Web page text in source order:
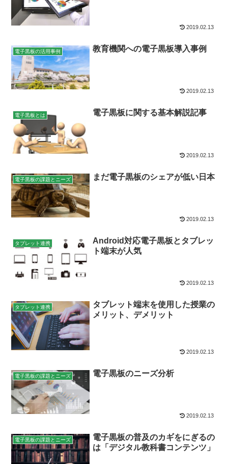
2019.02.13
電子黒板の活用事例 教育機関への電子黒板導入事例
2019.02.13
電子黒板とは 電子黒板に関する基本解説記事
2019.02.13
電子黒板の課題とニーズ まだ電子黒板のシェアが低い日本
2019.02.13
タブレット連携
Android対応電子黒板とタブレッ
ト端末が人気
2019.02.13
タブレット連携
タブレット端末を使用した授業の
メリット、デメリット
2019.02.13
電子黒板の課題とニーズ 電子黒板のニーズ分析
2019.02.13
電子黒板の課題とニーズ
電子黒板の普及のカギをにぎるの
は「デジタル教科書コンテンツ」